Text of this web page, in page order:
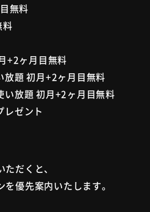
無料
+2ヶ月目無料
放題 初月+2ヶ月目無料
放題 初月+2ヶ月目無料
レゼント
だくと、
優先案内いたします。